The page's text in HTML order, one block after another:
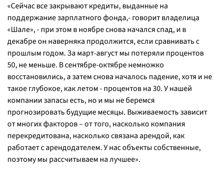
«Сейчас все закрывают кредиты, выданные на
поддержание зарплатного фонда,-говорит владелица
«Шале»,- при этом в ноябре снова начался спад, и в
декабре он наверняка продолжится, если сравнивать с
прошлым годом. За март-август мы потеряли процентов
50, не меньше. В сентябре-октябре немножко
восстановились, а затем снова началось падение, хотя и не
такое глубокое, как летом - процентов на 30. У нашей
компании запасы есть, но и мы не беремся
прогнозировать будущие месяцы. Выживаемость зависит
от многих факторов – от того, насколько компания
перекредитована, насколько связана арендой, как
работает с арендодателем. У нас объекты собственные,
поэтому мы рассчитываем на лучшее».